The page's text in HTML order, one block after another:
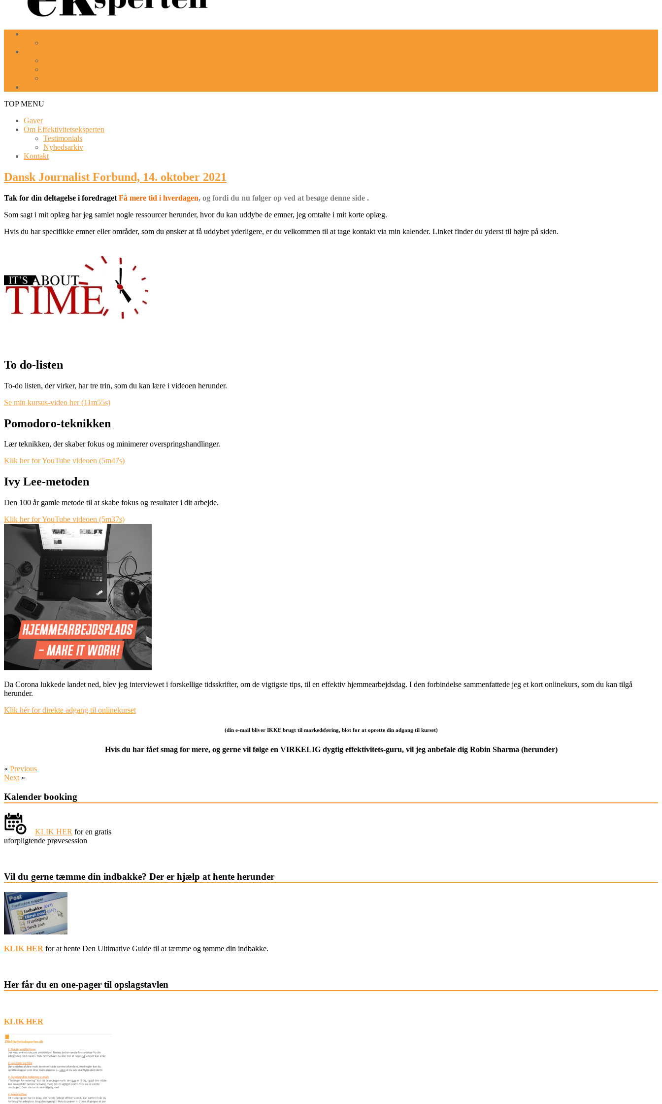
TOP MENU
Gaver
Om Effektivitetseksperten
Testimonials
Nyhedsarkiv
Kontakt
Dansk Journalist Forbund, 14. oktober 2021
Tak for din deltagelse i foredraget Få mere tid i hverdagen, og fordi du nu følger op ved at besøge denne side .
Som sagt i mit oplæg har jeg samlet nogle ressourcer herunder, hvor du kan uddybe de emner, jeg omtalte i mit korte oplæg.
Hvis du har specifikke emner eller områder, som du ønsker at få uddybet yderligere, er du velkommen til at tage kontakt via min kalender. Linket finder du yderst til højre på siden.
To do-listen
To-do listen, der virker, har tre trin, som du kan lære i videoen herunder.
Se min kursus-video her (11m55s)
Pomodoro-teknikken
Lær teknikken, der skaber fokus og minimerer overspringshandlinger.
Klik her for YouTube videoen (5m47s)
Ivy Lee-metoden
Den 100 år gamle metode til at skabe fokus og resultater i dit arbejde.
Klik her for YouTube videoen (5m37s)
Da Corona lukkede landet ned, blev jeg interviewet i forskellige tidsskrifter, om de vigtigste tips, til en effektiv hjemmearbejdsdag. I den forbindelse sammenfattede jeg et kort onlinekurs, som du kan tilgå
herunder.
Klik hér for direkte adgang til onlinekurset
(din e-mail bliver IKKE brugt til markedsføring, blot for at oprette din adgang til kurset)
Hvis du har fået smag for mere, og gerne vil følge en VIRKELIG dygtig effektivitets-guru, vil jeg anbefale dig Robin Sharma (herunder)
« Previous
Next»
Kalender booking
KLIK HER for en gratis
uforpligtende prøvesession
Vil du gerne tæmme din indbakke? Der er hjælp at hente herunder
KLIK HER for at hente Den Ultimative Guide til at tæmme og tømme din indbakke.
Her får du en one-pager til opslagstavlen
KLIK HER